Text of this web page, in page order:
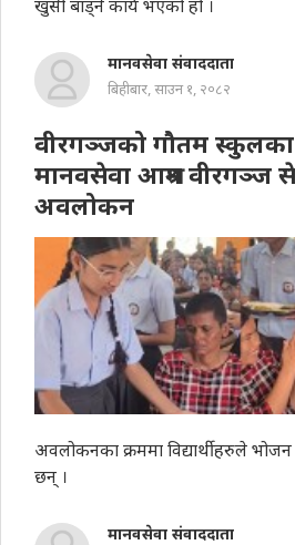
खुसी बाँड्ने कार्य भएको हो ।
मानवसेवा संवाददाता
बिहीबार, साउन १, २०८२
वीरगञ्जको गौतम स्कुलका
मानवसेवा आश्रम वीरगञ्ज
अवलोकन
अवलोकनका क्रममा विद्यार्थीहरुले
छन् ।
मानवसेवा संवाददाता